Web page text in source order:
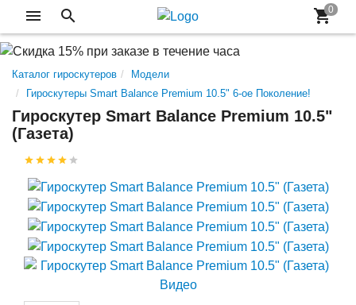
Каталог гироскутеров
Модели
Гироскутеры Smart Balance Premium 10.5" 6-ое Поколение!
Гироскутер Smart Balance Premium 10.5"
(Газета)